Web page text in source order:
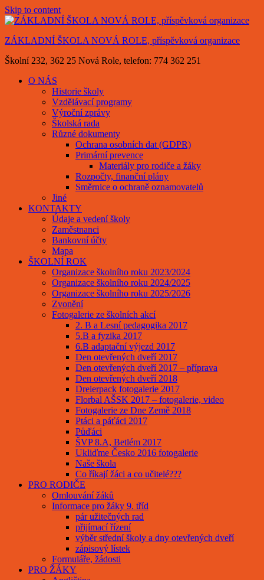
Skip to content
ZÁKLADNÍ ŠKOLA NOVÁ ROLE, příspěvková organizace
Školní 232, 362 25 Nová Role, telefon: 774 362 251
O NÁS
Historie školy
Vzdělávací programy
Výroční zprávy
Školská rada
Různé dokumenty
Ochrana osobních dat (GDPR)
Primární prevence
Materiály pro rodiče a žáky
Rozpočty, finanční plány
Směrnice o ochraně oznamovatelů
Jiné
KONTAKTY
Údaje a vedení školy
Zaměstnanci
Bankovní účty
Mapa
ŠKOLNÍ ROK
Organizace školního roku 2023/2024
Organizace školního roku 2024/2025
Organizace školního roku 2025/2026
Zvonění
Fotogalerie ze školních akcí
2. B a Lesní pedagogika 2017
5.B a fyzika 2017
6.B adaptační výjezd 2017
Den otevřených dveří 2017
Den otevřených dveří 2017 – příprava
Den otevřených dveří 2018
Dreierpack fotogalerie 2017
Florbal AŠSK 2017 – fotogalerie, video
Fotogalerie ze Dne Země 2018
Ptáci a páťáci 2017
Půďáci
ŠVP 8.A, Betlém 2017
Ukliďme Česko 2016 fotogalerie
Naše škola
Co říkají žáci a co učitelé???
PRO RODIČE
Omlouvání žáků
Informace pro žáky 9. tříd
pár užitečných rad
přijímací řízení
výběr střední školy a dny otevřených dveří
zápisový lístek
Formuláře, žádosti
PRO ŽÁKY